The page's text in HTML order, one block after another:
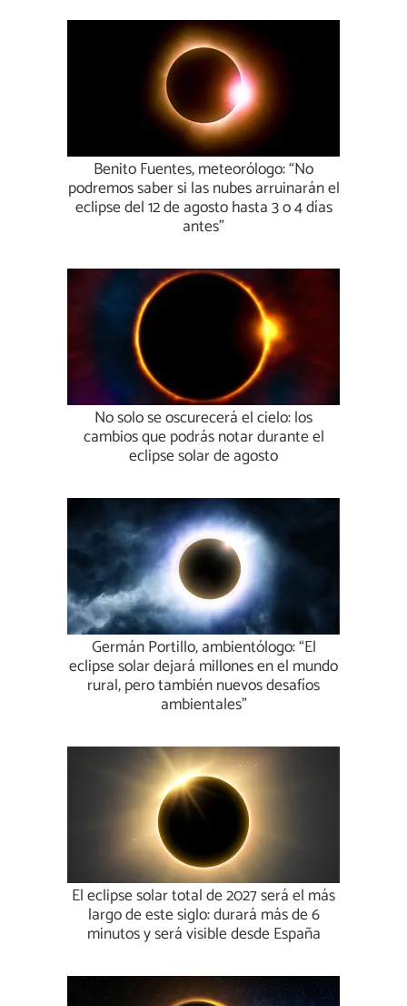
Benito Fuentes, meteorólogo: “No
podremos saber si las nubes arruinarán el
eclipse del 12 de agosto hasta 3 o 4 días
antes”
No solo se oscurecerá el cielo: los
cambios que podrás notar durante el
eclipse solar de agosto
Germán Portillo, ambientólogo: “El
eclipse solar dejará millones en el mundo
rural, pero también nuevos desafíos
ambientales”
El eclipse solar total de 2027 será el más
largo de este siglo: durará más de 6
minutos y será visible desde España